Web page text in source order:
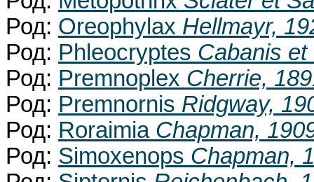
Род: Oreophylax Hellmayr,
Род: Phleocryptes Cabanis
Род: Premnoplex Cherrie,
Род: Premnornis Ridgway,
Род: Roraimia Chapman,
Род: Simoxenops Chapman,